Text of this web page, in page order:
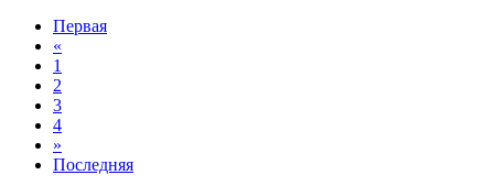
Первая
«
1
2
3
4
»
Последняя